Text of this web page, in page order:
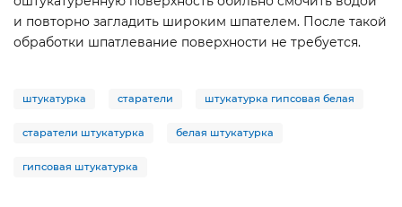
и повторно загладить широким шпателем. После такой
обработки шпатлевание поверхности не требуется.
штукатурка старатели штукатурка гипсовая белая
старатели штукатурка белая штукатурка
гипсовая штукатурка